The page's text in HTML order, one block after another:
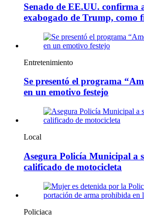
Senado de EE.UU. confirma
exabogado de Trump, como
Entretenimiento
Se presentó el programa
en un emotivo festejo
Local
Asegura Policía Municipal a
calificado de motocicleta
Policiaca